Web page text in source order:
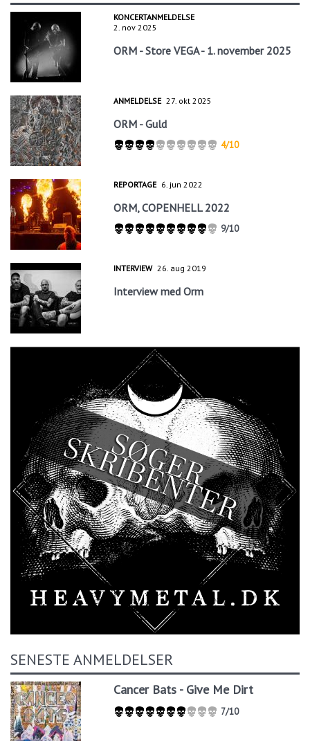
KONCERTANMELDELSE
2. nov 2025
ORM - Store VEGA - 1. november 2025
ANMELDELSE 27. okt 2025
ORM - Guld
4/10
REPORTAGE 6. jun 2022
ORM, COPENHELL 2022
9/10
INTERVIEW 26. aug 2019
Interview med Orm
SENESTE ANMELDELSER
Cancer Bats - Give Me Dirt
7/10